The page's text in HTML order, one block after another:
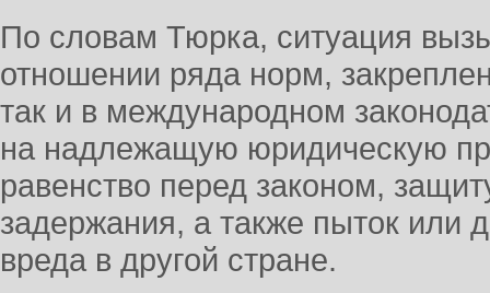
По словам Тюрка, ситуация
отношении ряда норм,
так и в международном
на надлежащую юридическую
равенство перед законом,
задержания, а также пыток или
вреда в другой стране.